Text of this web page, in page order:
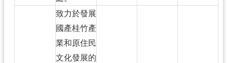
致力於發展
國產桂竹產
業和原住民
文化發展的